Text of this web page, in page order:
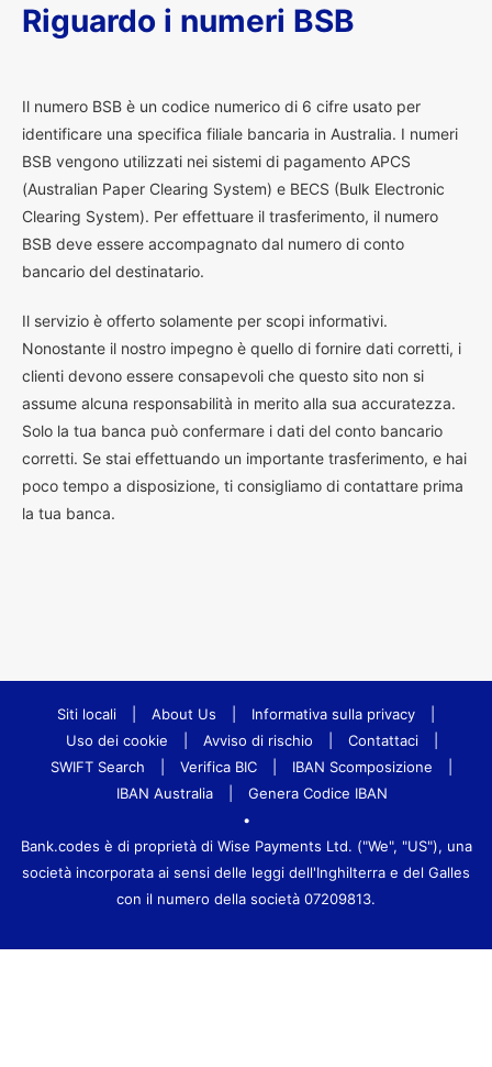
Riguardo i numeri BSB
Il numero BSB è un codice numerico di 6 cifre usato per
identificare una specifica filiale bancaria in Australia. I numeri
BSB vengono utilizzati nei sistemi di pagamento APCS
(Australian Paper Clearing System) e BECS (Bulk Electronic
Clearing System). Per effettuare il trasferimento, il numero
BSB deve essere accompagnato dal numero di conto
bancario del destinatario.
Il servizio è offerto solamente per scopi informativi.
Nonostante il nostro impegno è quello di fornire dati corretti, i
clienti devono essere consapevoli che questo sito non si
assume alcuna responsabilità in merito alla sua accuratezza.
Solo la tua banca può confermare i dati del conto bancario
corretti. Se stai effettuando un importante trasferimento, e hai
poco tempo a disposizione, ti consigliamo di contattare prima
la tua banca.
Siti locali About Us Informativa sulla privacy
Uso dei cookie
Avviso di rischio Contattaci
SWIFT Search
Verifica BIC IBAN Scomposizione
IBAN Australia
Genera Codice IBAN
•
Bank.codes è di proprietà di Wise Payments Ltd. ("We", "US"), una
società incorporata ai sensi delle leggi dell'Inghilterra e del Galles
con il numero della società 07209813.